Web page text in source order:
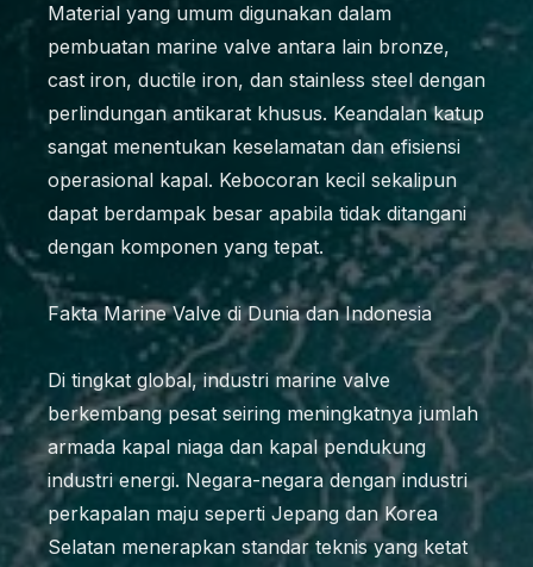
Material yang umum digunakan dalam
pembuatan marine valve antara lain bronze,
cast iron, ductile iron, dan stainless steel dengan
perlindungan antikarat khusus. Keandalan katup
sangat menentukan keselamatan dan efisiensi
operasional kapal. Kebocoran kecil sekalipun
dapat berdampak besar apabila tidak ditangani
dengan komponen yang tepat.
Fakta Marine Valve di Dunia dan Indonesia
Di tingkat global, industri marine valve
berkembang pesat seiring meningkatnya jumlah
armada kapal niaga dan kapal pendukung
industri energi. Negara-negara dengan industri
perkapalan maju seperti Jepang dan Korea
Selatan menerapkan standar teknis yang ketat